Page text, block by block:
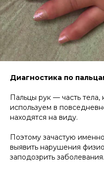
Диагностика по
Пальцы рук — часть
используем в
находятся на виду.
Поэтому зачастую
выявить нарушения
заподозрить заболевания.